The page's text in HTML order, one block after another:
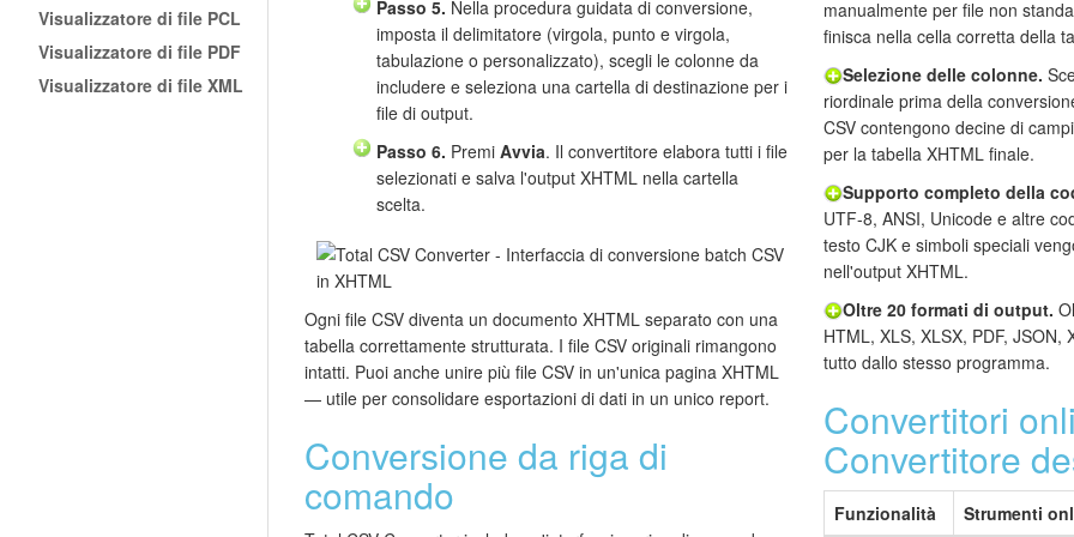
Visualizzatore di file PCL
Visualizzatore di file PDF
Visualizzatore di file XML
Passo 5. Nella procedura guidata di conversione,
imposta il delimitatore (virgola, punto e virgola,
tabulazione o personalizzato), scegli le colonne da
includere e seleziona una cartella di destinazione per i
file di output.
Passo 6. Premi Avvia. Il convertitore elabora tutti i file
selezionati e salva l'output XHTML nella cartella
scelta.
Ogni file CSV diventa un documento XHTML separato con una
tabella correttamente strutturata. I file CSV originali rimangono
intatti. Puoi anche unire più file CSV in un'unica pagina XHTML
— utile per consolidare esportazioni di dati in un unico report.
Conversione da riga di
comando
manualmente per file non
finisca nella cella corretta della
Selezione delle colonne.
riordinale prima della
CSV contengono decine di
per la tabella XHTML finale.
Supporto completo della
UTF-8, ANSI, Unicode e altre
testo CJK e simboli speciali
nell'output XHTML.
Oltre 20 formati di output.
HTML, XLS, XLSX, PDF,
tutto dallo stesso programma.
Convertitori
Convertitore
Funzionalità Strumenti